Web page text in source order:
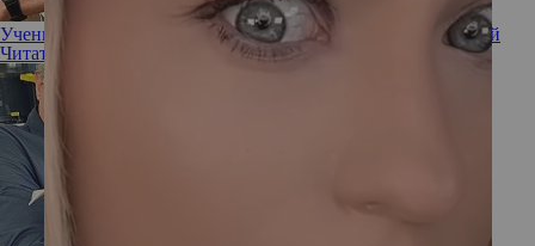
Ученые выяснили, как домашние питомцы влияют на людей
Читать полностью